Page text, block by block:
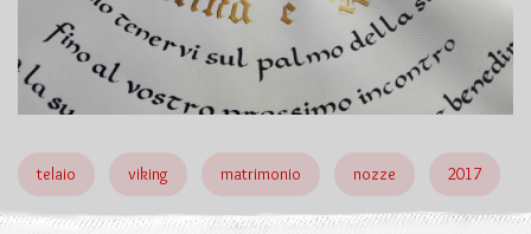
telaio viking matrimonio nozze 2017